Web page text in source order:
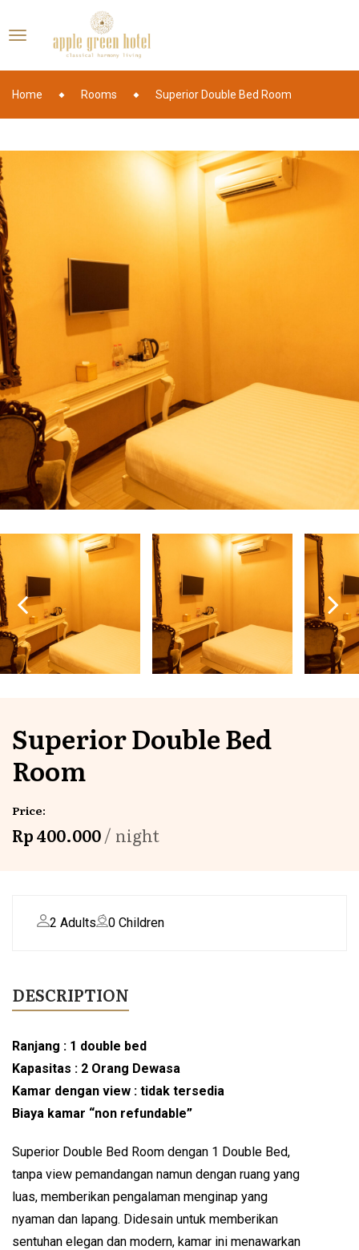
Home Rooms Superior Double Bed Room
Previous Next
Superior Double Bed
Room
Price:
Rp 400.000 night
2 Adults 0 Children
DESCRIPTION
Ranjang : 1 double bed
Kapasitas : 2 Orang Dewasa
Kamar dengan view : tidak tersedia
Biaya kamar “non refundable”
Superior Double Bed Room dengan 1 Double Bed,
tanpa view pemandangan namun dengan ruang yang
luas, memberikan pengalaman menginap yang
nyaman dan lapang. Didesain untuk memberikan
sentuhan elegan dan modern, kamar ini menawarkan